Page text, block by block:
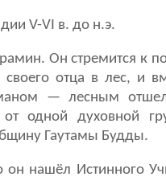
V-VI в. до н.э.
Он стремится к
отца в лес, и
— лесным
от одной духовной
Гаутамы Будды.
он нашёл Истинного